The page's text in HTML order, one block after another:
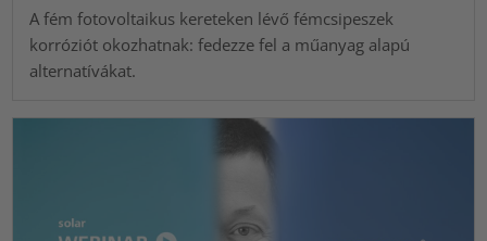
A fém fotovoltaikus kereteken lévő fémcsipeszek
korróziót okozhatnak: fedezze fel a műanyag alapú
alternatívákat.